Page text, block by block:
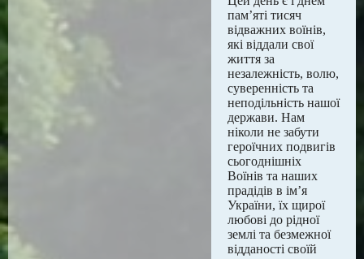
пам’яті тисяч
відважних воїнів,
які віддали свої
життя за
незалежність, волю,
суверенність та
неподільність нашої
держави. Нам
ніколи не забути
героїчних подвигів
сьогоднішніх
Воїнів та наших
прадідів в ім’я
України, їх щирої
любові до рідної
землі та безмежної
відданості своїй